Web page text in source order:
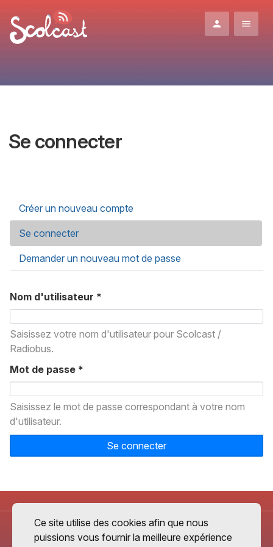
Se connecter
Onglets principaux
Créer un nouveau compte
Se connecter
Demander un nouveau mot de passe
Nom d'utilisateur *
Saisissez votre nom d'utilisateur pour Scolcast /
Radiobus.
Mot de passe *
Saisissez le mot de passe correspondant à votre nom
d'utilisateur.
Se connecter
Ce site utilise des cookies afin que nous
puissions vous fournir la meilleure expérience